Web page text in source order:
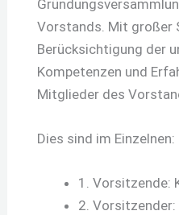
Vorstands. Mit großer
Berücksichtigung der
Kompetenzen und
Mitglieder des
Dies sind im Einzelnen:
1. Vorsitzende:
2. Vorsitzender: